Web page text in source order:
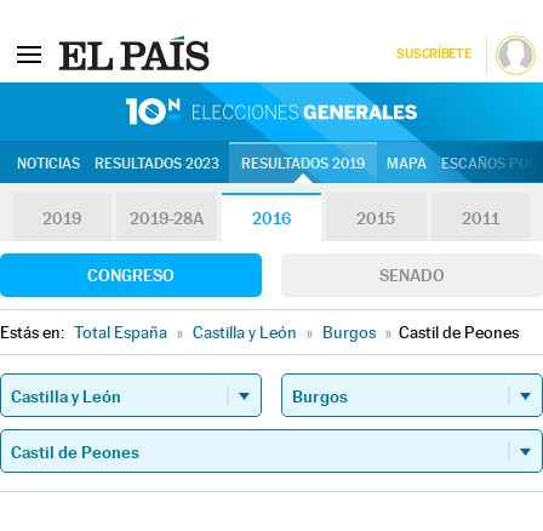
SUSCRÍBETE
NOTICIAS RESULTADOS 2023 RESULTADOS 2019 MAPA ESCAÑOS
2019 2019-28A 2016 2015 2011
CONGRESO SENADO
Estás en: Total España » Castilla y León » Burgos » Castil de Peones